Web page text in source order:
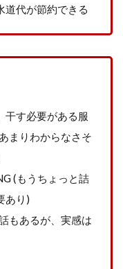
道代が節約できる
干す必要がある服
まりわからなさそ
(もうちょっと詰
あり)
もあるが、実感は